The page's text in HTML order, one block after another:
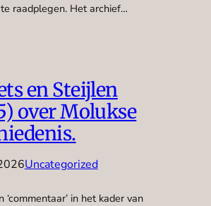
raadplegen. Het archief…
en Steijlen
over Molukse
Uncategorized
‘commentaar’ in het kader van